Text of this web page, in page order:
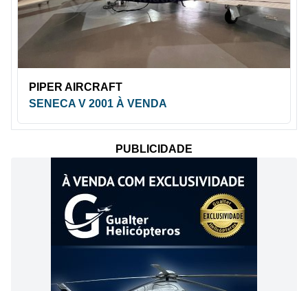
PIPER AIRCRAFT
SENECA V 2001 À VENDA
PUBLICIDADE